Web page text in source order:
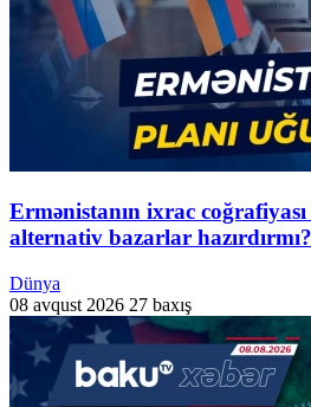
Ermənistanın ixrac
alternativ bazarlar
Dünya
08 avqust 2026 27 baxış